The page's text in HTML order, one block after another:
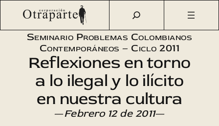
Saltar
contenido
Otraparte.org / Agenda Cultural Sofos
Reflexiones en
torno a lo ilegal y lo ilícito
Seminario Problemas Colombianos
Contemporáneos – Ciclo 2011
Reflexiones en torno
a lo ilegal y lo ilícito
en nuestra cultura
—Febrero 12 de 2011—